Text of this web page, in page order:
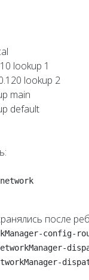
lookup 1
lookup 2
main
default
после
config-